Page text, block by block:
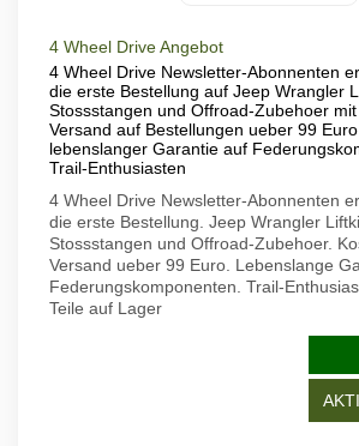
4 Wheel Drive Angebot
4 Wheel Drive Newsletter-Abonnenten
die erste Bestellung auf Jeep Wrangler
Stossstangen und Offroad-Zubehoer
Versand auf Bestellungen ueber 99
lebenslanger Garantie auf
Trail-Enthusiasten
4 Wheel Drive Newsletter-Abonnenten
die erste Bestellung. Jeep Wrangler
Stossstangen und Offroad-Zubehoer.
Versand ueber 99 Euro. Lebenslange
Federungskomponenten. Trail-
Teile auf Lager